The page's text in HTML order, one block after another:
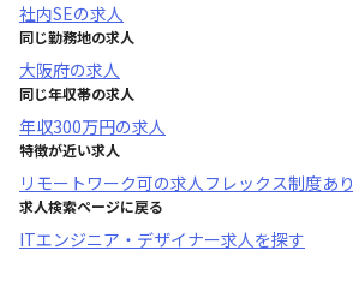
社内SEの求人
同じ勤務地の求人
大阪府の求人
同じ年収帯の求人
年収300万円の求人
特徴が近い求人
リモートワーク可の求人フレックス制度あり
求人検索ページに戻る
ITエンジニア・デザイナー求人を探す